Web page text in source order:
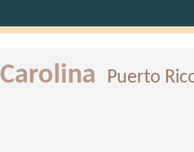
Carolina Puerto